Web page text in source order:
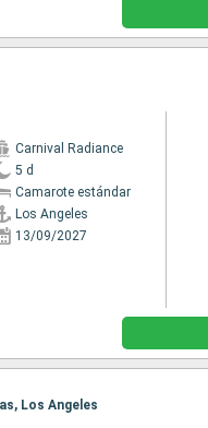
Carnival Radiance
5 d
Camarote estándar
Los Angeles
13/09/2027
Los Angeles